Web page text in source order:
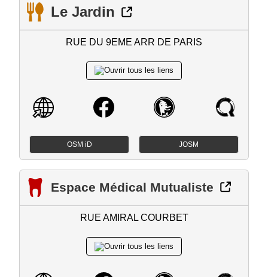
Le Jardin
RUE DU 9EME ARR DE PARIS
OSM iD JOSM
Espace Médical Mutualiste
RUE AMIRAL COURBET